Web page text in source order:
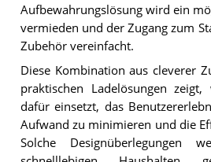
Aufbewahrungslösung wird ein
vermieden und der Zugang zum
Zubehör vereinfacht.
Diese Kombination aus cleverer
praktischen Ladelösungen
dafür einsetzt, das
Aufwand zu minimieren und die
Solche Designüberlegungen